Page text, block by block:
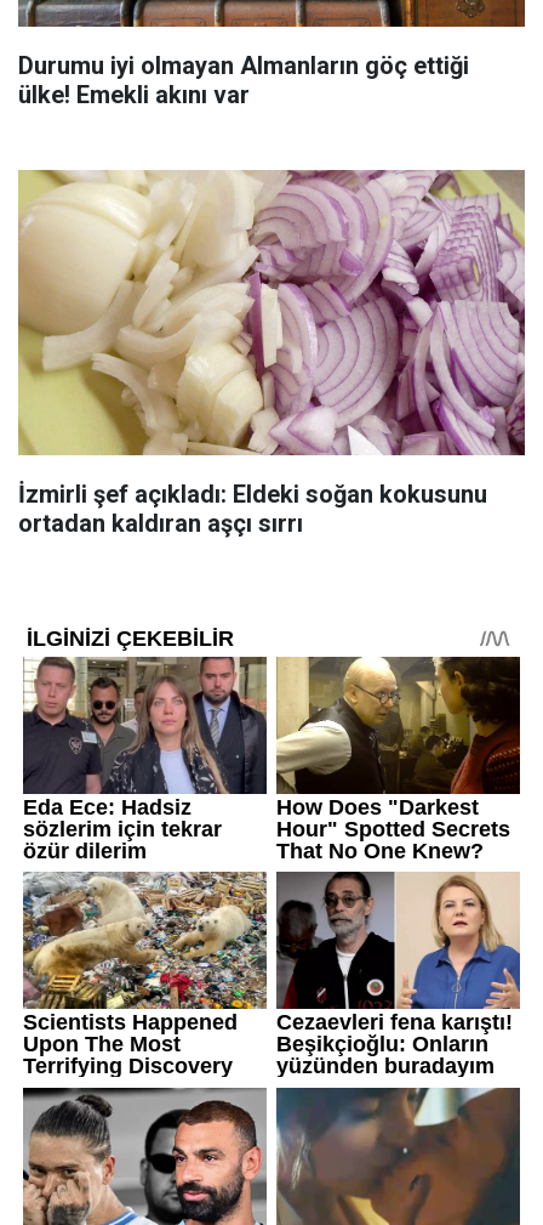
Durumu iyi olmayan Almanların göç ettiği
ülke! Emekli akını var
İzmirli şef açıkladı: Eldeki soğan kokusunu
ortadan kaldıran aşçı sırrı